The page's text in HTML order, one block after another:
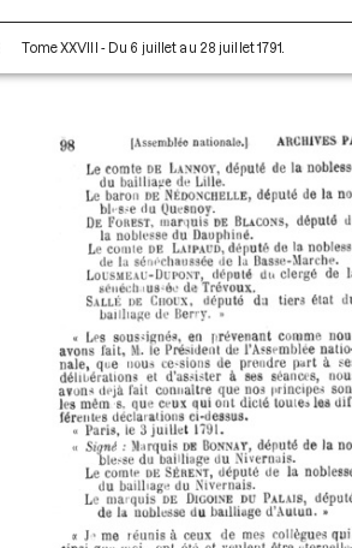
Tome XXVIII - Du 6 juillet au 28 juillet 1791.